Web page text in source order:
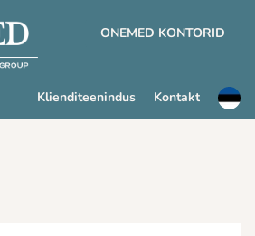
Klienditeenindus Kontakt
ONEMED KONTORID